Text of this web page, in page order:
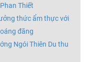
Thiết
thức ẩm thực với
đãng
Ngói Thiên Du thu